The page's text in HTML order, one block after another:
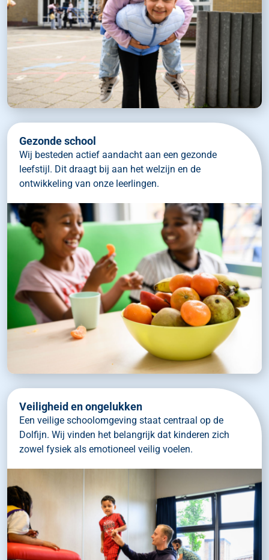
Gezonde school
Wij besteden actief aandacht aan een gezonde
leefstijl. Dit draagt bij aan het welzijn en de
ontwikkeling van onze leerlingen.
Veiligheid en ongelukken
Een veilige schoolomgeving staat centraal op de
Dolfijn. Wij vinden het belangrijk dat kinderen zich
zowel fysiek als emotioneel veilig voelen.